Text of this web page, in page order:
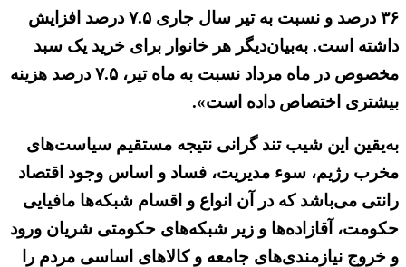
۳۶ درصد و نسبت به تیر سال جاری ۷.۵ درصد افزایش
داشته است. به‌بیان‌دیگر هر خانوار برای خرید یک سبد
مخصوص در ماه مرداد نسبت به ماه تیر، ۷.۵ درصد هزینه
بیشتری اختصاص داده است».
به‌یقین این شیب تند گرانی نتیجه مستقیم سیاست‌های
مخرب رژیم، سوء مدیریت، فساد و اساس وجود اقتصاد
رانتی می‌باشد که در آن انواع و اقسام شبکه‌ها مافیایی
حکومت، آقازاده‌ها و زیر شبکه‌های حکومتی شریان ورود
و خروج نیازمندی‌های جامعه و کالاهای اساسی مردم را